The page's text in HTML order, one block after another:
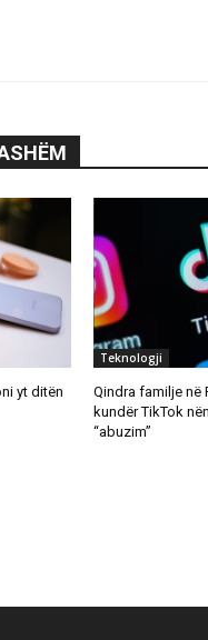
yt ditën
Teknologji
Qindra familje në
kundër TikTok
“abuzim”